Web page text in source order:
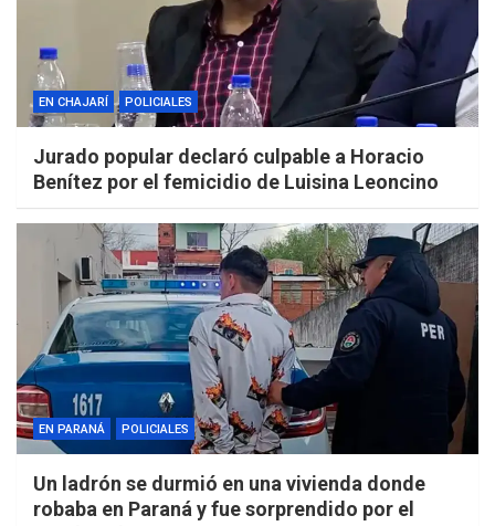
EN CHAJARÍ POLICIALES
Jurado popular declaró culpable a Horacio
Benítez por el femicidio de Luisina Leoncino
EN PARANÁ POLICIALES
Un ladrón se durmió en una vivienda donde
robaba en Paraná y fue sorprendido por el